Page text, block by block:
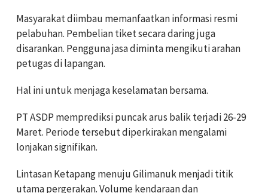
Masyarakat diimbau memanfaatkan informasi resmi
pelabuhan. Pembelian tiket secara daring juga
disarankan. Pengguna jasa diminta mengikuti arahan
petugas di lapangan.
Hal ini untuk menjaga keselamatan bersama.
PT ASDP memprediksi puncak arus balik terjadi 26-29
Maret. Periode tersebut diperkirakan mengalami
lonjakan signifikan.
Lintasan Ketapang menuju Gilimanuk menjadi titik
utama pergerakan. Volume kendaraan dan